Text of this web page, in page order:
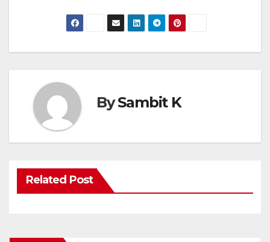
BySambit K
Related Post